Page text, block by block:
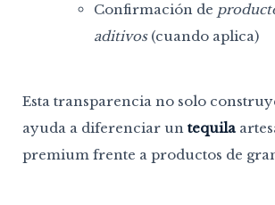
Confirmación de
aditivos(cuando aplica)
Esta transparencia no solo
ayuda a diferenciar un tequila
premium frente a productos de